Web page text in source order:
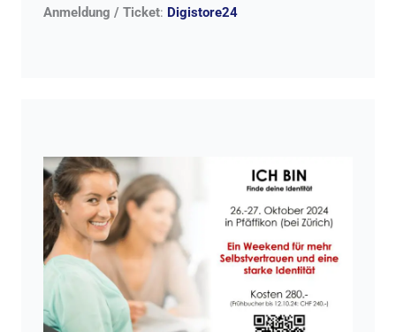
Anmeldung / Ticket: Digistore24